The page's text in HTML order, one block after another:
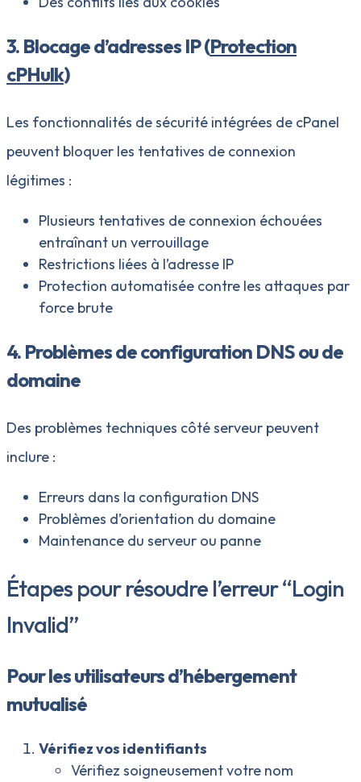
3. Blocage d’adresses IP (Protection
cPHulk)
Les fonctionnalités de sécurité intégrées de cPanel
peuvent bloquer les tentatives de connexion
légitimes :
Plusieurs tentatives de connexion échouées
entraînant un verrouillage
Restrictions liées à l’adresse IP
Protection automatisée contre les attaques par
force brute
4. Problèmes de configuration DNS ou de
domaine
Des problèmes techniques côté serveur peuvent
inclure :
Erreurs dans la configuration DNS
Problèmes d’orientation du domaine
Maintenance du serveur ou panne
Étapes pour résoudre l’erreur “Login
Invalid”
Pour les utilisateurs d’hébergement
mutualisé
Vérifiez vos identifiants
Vérifiez soigneusement votre nom